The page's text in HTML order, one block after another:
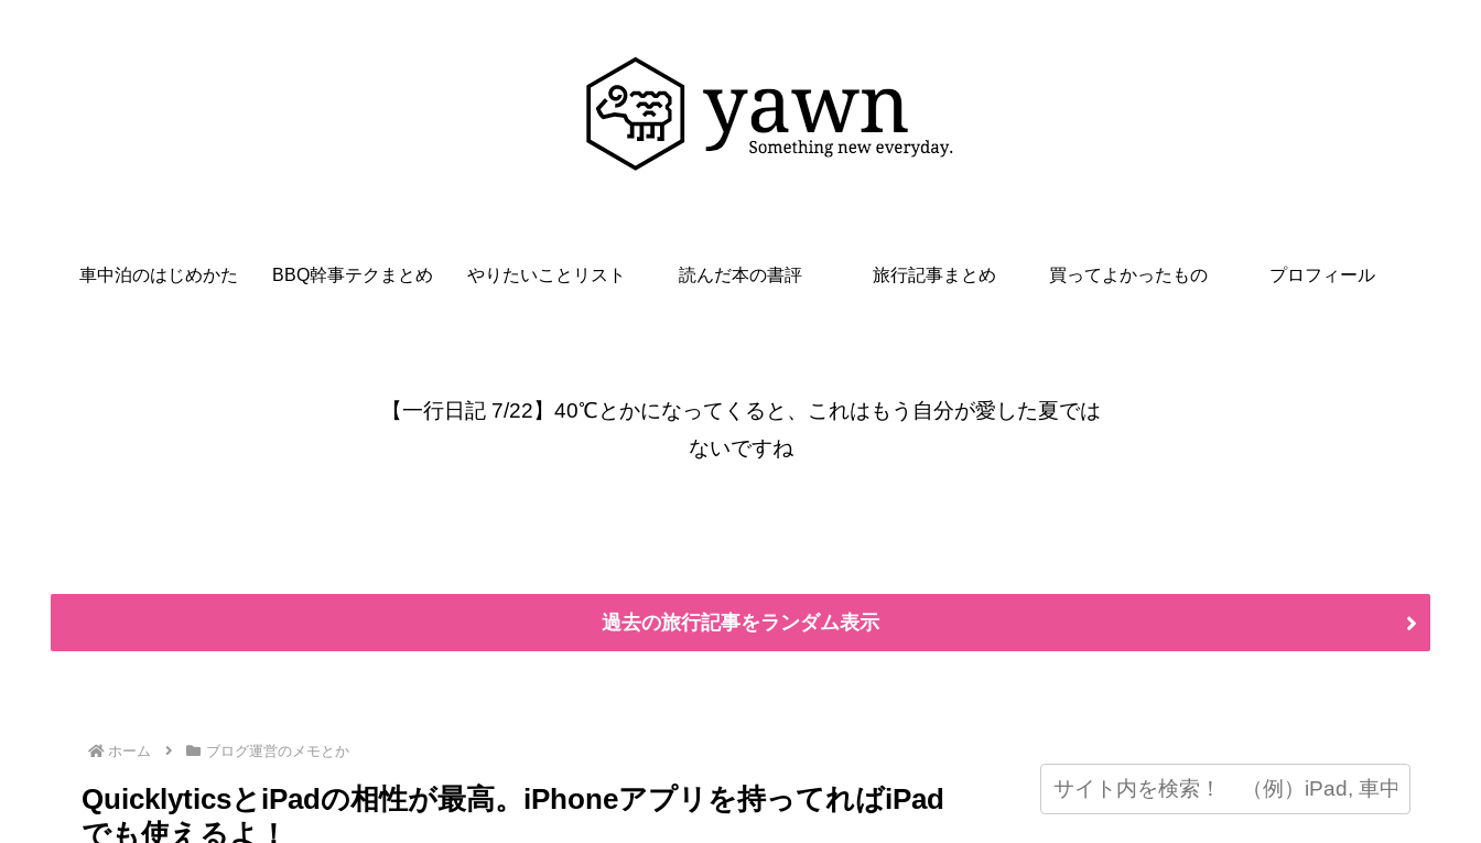
車中泊のはじめかた BBQ幹事テクまとめ やりたいことリスト 読んだ本の書評 旅行記事まとめ 買ってよかったもの プロフィール
【一行日記 7/22】40℃とかになってくると、これはもう自分が愛した夏では
ないですね
過去の旅行記事をランダム表示
ホーム ブログ運営のメモとか
QuicklyticsとiPadの相性が最高。iPhoneアプリを持ってればiPad
でも使えるよ！